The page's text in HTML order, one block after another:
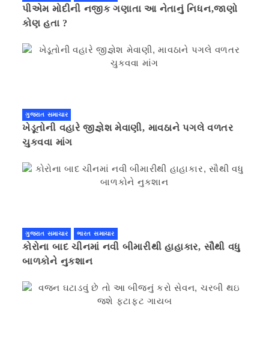
પીએમ મોદીની નજીક ગણાતા આ નેતાનું નિધન,જાણો
કોણ હતા ?
ગુજરાત સમાચાર
ખેડૂતોની વહારે જીજ્ઞેશ મેવાણી, માવઠાને પગલે વળતર
ચુકવવા માંગ
ગુજરાત સમાચાર ભારત સમાચાર
કોરોના બાદ ચીનમાં નવી બીમારીથી હાહાકાર, સૌથી વધુ
બાળકોને નુકશાન